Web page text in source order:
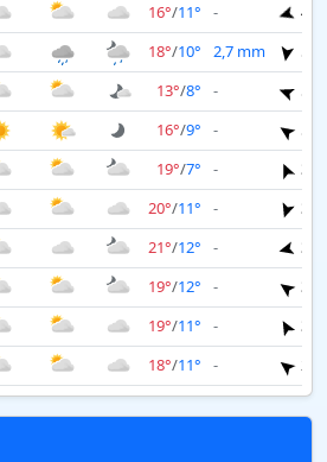
16°/11° -
4
18°/10° 2,7 mm
5
13°/8° -
5
16°/9° -
5
19°/7° -
3
20°/11° -
3
21°/12° -
3
19°/12° -
3
19°/11° -
3
18°/11° - 2